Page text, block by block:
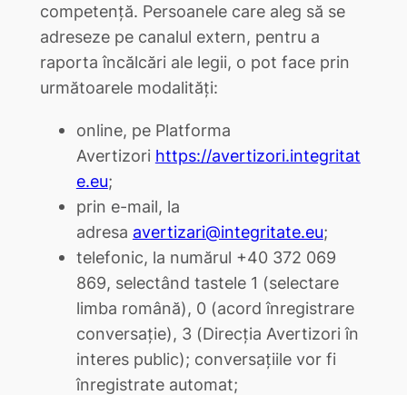
competență. Persoanele care aleg să se
adreseze pe canalul extern, pentru a
raporta încălcări ale legii, o pot face prin
următoarele modalități:
online, pe Platforma
Avertizori https://avertizori.integritat
e.eu;
prin e-mail, la
adresa avertizari@integritate.eu;
telefonic, la numărul +40 372 069
869, selectând tastele 1 (selectare
limba română), 0 (acord înregistrare
conversație), 3 (Direcția Avertizori în
interes public); conversațiile vor fi
înregistrate automat;